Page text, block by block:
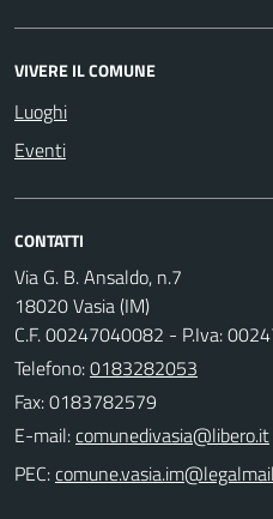
VIVERE IL COMUNE
Luoghi
Eventi
CONTATTI
Via G. B. Ansaldo, n.7
18020 Vasia (IM)
C.F. 00247040082 - P.Iva:
Telefono:0183282053
Fax: 0183782579
E-mail:
PEC: